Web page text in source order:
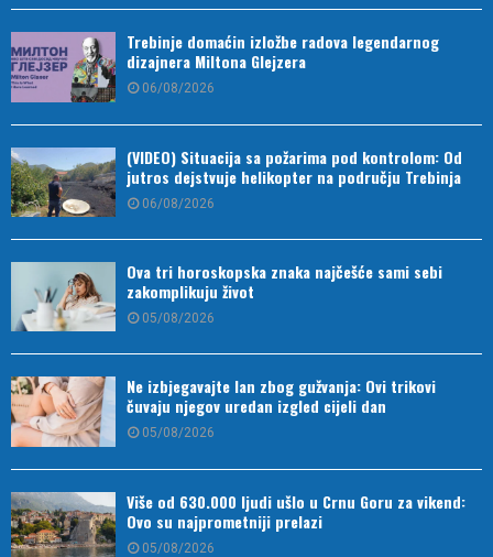
Trebinje domaćin izložbe radova legendarnog
dizajnera Miltona Glejzera
06/08/2026
(VIDEO) Situacija sa požarima pod kontrolom: Od
jutros dejstvuje helikopter na području Trebinja
06/08/2026
Ova tri horoskopska znaka najčešće sami sebi
zakomplikuju život
05/08/2026
Ne izbjegavajte lan zbog gužvanja: Ovi trikovi
čuvaju njegov uredan izgled cijeli dan
05/08/2026
Više od 630.000 ljudi ušlo u Crnu Goru za vikend:
Ovo su najprometniji prelazi
05/08/2026